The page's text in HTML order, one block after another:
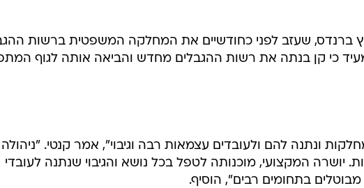
ברנדס, שעזב לפני כחודשיים את המחלקה המשפטית ברשות
כי קן בנתה את רשות ההגבלים מחדש והביאה אותה לגוף
ונתנה להם ולעובדים עצמאות רבה וגיבוי", אמר קנטי. "ניהולה
יושרה המקצועי, מוכנותה לטפל בכל נושא והגיבוי שנתנה לעובדי
בתחומים רבים", הוסיף.